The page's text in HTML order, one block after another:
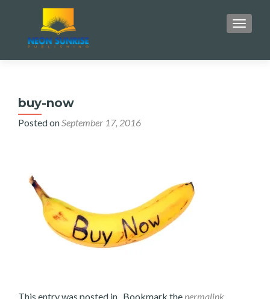
buy-now
Posted onSeptember 17, 2016
This entry was posted in . Bookmark thepermalink.